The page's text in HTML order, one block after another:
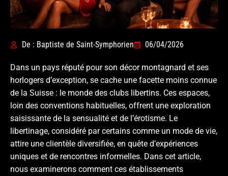
De : Baptiste de Saint-Symphorien 06/04/2026
Dans un pays réputé pour son décor montagnard et ses
horlogers d’exception, se cache une facette moins connue
de la Suisse : le monde des clubs libertins. Ces espaces,
loin des conventions habituelles, offrent une exploration
saisissante de la sensualité et de l’érotisme. Le
libertinage, considéré par certains comme un mode de vie,
attire une clientèle diversifiée, en quête d’expériences
uniques et de rencontres informelles. Dans cet article,
nous examinerons comment ces établissements